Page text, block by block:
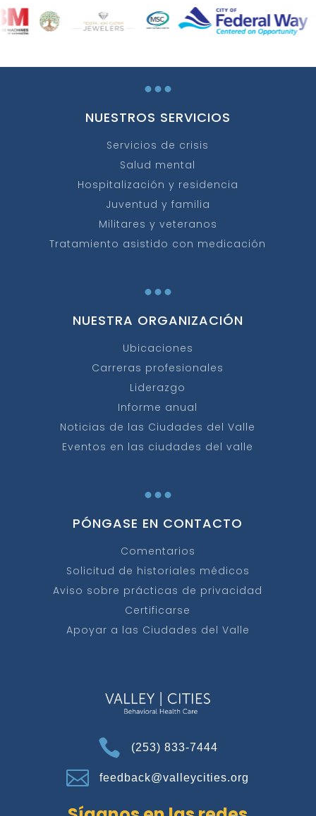
...
NUESTROS SERVICIOS
Servicios de crisis
Salud mental
Hospitalización y residencia
Juventud y familia
Militares y veteranos
Tratamiento asistido con medicación
...
NUESTRA ORGANIZACIÓN
Ubicaciones
Carreras profesionales
Liderazgo
Informe anual
Noticias de las Ciudades del Valle
Eventos en las ciudades del valle
...
PÓNGASE EN CONTACTO
Comentarios
Solicitud de historiales médicos
Aviso sobre prácticas de privacidad
Certificarse
Apoyar a las Ciudades del Valle
 (253) 833-7444
 feedback@valleycities.org